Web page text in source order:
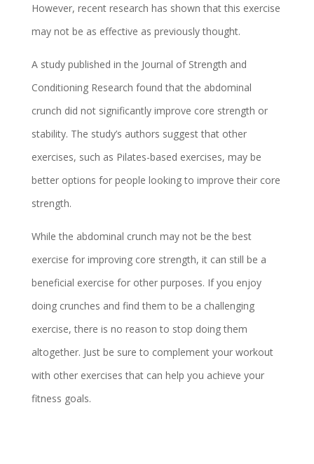
However, recent research has shown that this exercise
may not be as effective as previously thought.
A study published in the Journal of Strength and
Conditioning Research found that the abdominal
crunch did not significantly improve core strength or
stability. The study’s authors suggest that other
exercises, such as Pilates-based exercises, may be
better options for people looking to improve their core
strength.
While the abdominal crunch may not be the best
exercise for improving core strength, it can still be a
beneficial exercise for other purposes. If you enjoy
doing crunches and find them to be a challenging
exercise, there is no reason to stop doing them
altogether. Just be sure to complement your workout
with other exercises that can help you achieve your
fitness goals.